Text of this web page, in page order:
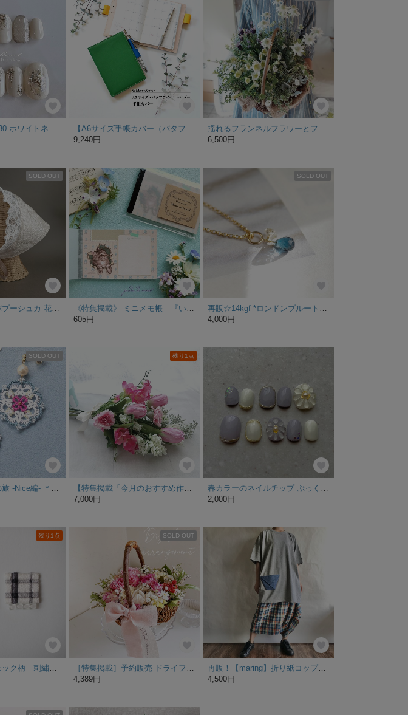
9,240円
6,500円
SOLD OUT
605円
SOLD OUT
4,000円
SOLD OUT 残り1点
【特集掲載「今月のおすすめ作品100選」Happy pink bouquet チューリップ ピンク フリージア 花束 母の日 ウェディング 前撮り カーネーション ホワイト
7,000円
2,000円
残り1点
【特集掲載】チェック柄 刺繍ピアスorイヤリング チタンピアス有 プレゼントラッピング可 グレー 春夏秋冬
SOLD OUT
［特集掲載］予約販売 ドライフラワー White&pink 花籠 フラワーアレンジメント フラワーバスケット 母の日 ギフト
4,389円
再販！【maring】折り紙コップポケット オーバーサイズTシャツ ヘザーグレー T90-3
4,500円